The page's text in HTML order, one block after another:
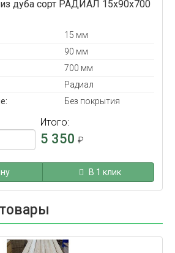
дуба сорт РАДИАЛ 15x90x700
15 мм
90 мм
700 мм
Радиал
Без покрытия
Итого:
5 350 ₽
В 1 клик